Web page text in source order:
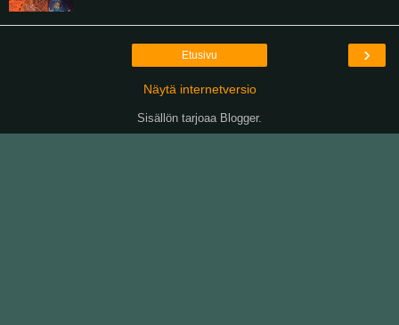
›
Etusivu
Näytä internetversio
Sisällön tarjoaa Blogger.